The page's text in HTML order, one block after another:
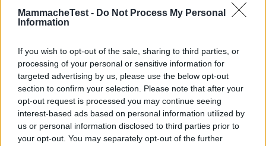
MammacheTest - Do Not Process My Personal
Information
If you wish to opt-out of the sale, sharing to third parties, or
processing of your personal or sensitive information for
targeted advertising by us, please use the below opt-out
section to confirm your selection. Please note that after your
opt-out request is processed you may continue seeing
interest-based ads based on personal information utilized by
us or personal information disclosed to third parties prior to
your opt-out. You may separately opt-out of the further
«Comodissimi »
25.11.25
Utilizzati per la prima gravidanza e ad occhi chiusi li utilizzerò
per la seconda gravidanza.... continua a leggere
Utile
0)
Guarda tutte le opinioni degli utenti